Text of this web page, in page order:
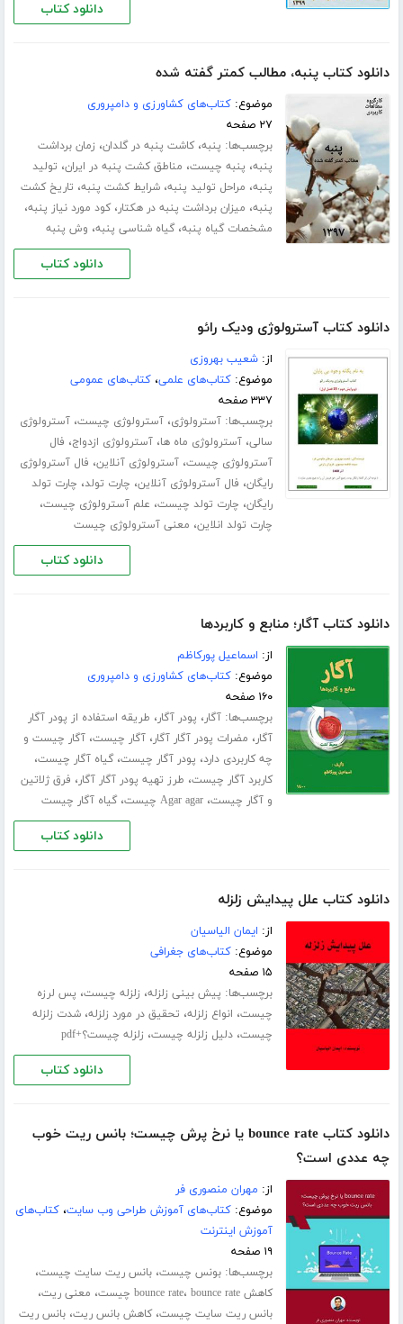
دانلود کتاب
دانلود کتاب پنبه، مطالب کمتر گفته شده
موضوع:کتاب‌های کشاورزی و دامپروری
۲۷ صفحه
برچسب‌ها: پنبه،کاشت پنبه در گلدان، زمان برداشت
پنبه، پنبه چیست، مناطق کشت پنبه در ایران، تولید
پنبه، مراحل تولید پنبه،شرایط کشت پنبه، تاریخ کشت
پنبه، میزان برداشت پنبه در هکتار،کود مورد نیاز پنبه،
مشخصات گیاه پنبه،گیاه شناسی پنبه، وش پنبه
دانلود کتاب
دانلود کتاب آسترولوژی ودیک رائو
از:شعیب بهروزی
موضوع:کتاب‌های علمی،کتاب‌های عمومی
۳۳۷ صفحه
برچسب‌ها:آسترولوژی،آسترولوژی چیست،آسترولوژی
سالی،آسترولوژی ماه ها،آسترولوژی ازدواج، فال
آسترولوژی چیست،آسترولوژی آنلاین، فال آسترولوژی
رایگان، فال آسترولوژی آنلاین، چارت تولد، چارت تولد
رایگان، چارت تولد چیست، علم آسترولوژی چیست،
چارت تولد انلاین، معنی آسترولوژی چیست
دانلود کتاب
دانلود کتاب آگار؛ منابع و کاربردها
از: اسماعیل پورکاظم
موضوع:کتاب‌های کشاورزی و دامپروری
۱۶۰ صفحه
برچسب‌ها:آگار، پودر آگار، طریقه استفاده از پودر آگار
آگار، مضرات پودر آگار آگار،آگار چیست،آگار چیست و
چه کاربردی دارد، پودر آگار چیست،گیاه آگار چیست،
کاربرد آگار چیست، طرز تهیه پودر آگار آگار، فرق ژلاتین
و آگار چیست،Agar agar چیست ،گیاه آگار چیست
دانلود کتاب
دانلود کتاب علل پیدایش زلزله
از: ایمان الیاسیان
موضوع:کتاب‌های جغرافی
۱۵ صفحه
برچسب‌ها: پیش بینی زلزله، زلزله چیست، پس لرزه
چیست، انواع زلزله، تحقیق در مورد زلزله،شدت زلزله
چیست،دلیل زلزله چیست، زلزله چیست؟+pdf
دانلود کتاب
دانلود کتاب bounce rate یا نرخ پرش چیست؛ بانس ریت خوب
چه عددی است؟
از: مهران منصوری فر
موضوع:کتاب‌های آموزش طراحی وب سایت،کتاب‌های
آموزش اینترنت
۱۹ صفحه
برچسب‌ها:بونس چیست،بانس ریت سایت چیست،
کاهش bounce rate ، bounce rate چیست ، معنی ریت،
بانس ریت سایت چیست،کاهش بانس ریت،بانس ریت